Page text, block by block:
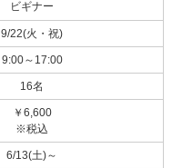
ビギナー
9/22(火・祝)
9:00～17:00
16名
￥6,600
※税込
6/13(土)～